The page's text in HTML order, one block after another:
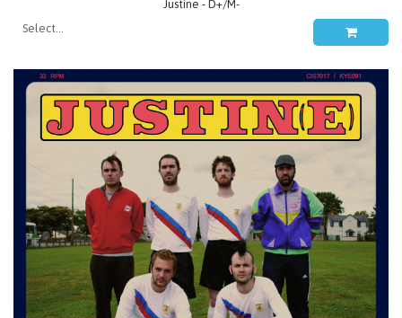
Justine - D+/M-